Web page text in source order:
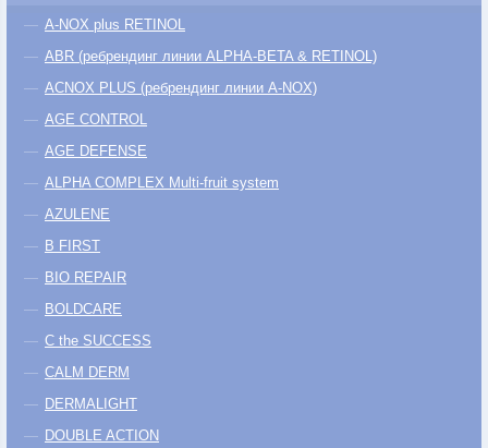
A-NOX plus RETINOL
ABR (ребрендинг линии ALPHA-BETA & RETINOL)
ACNOX PLUS (ребрендинг линии A-NOX)
AGE CONTROL
AGE DEFENSE
ALPHA COMPLEX Multi-fruit system
AZULENE
B FIRST
BIO REPAIR
BOLDCARE
C the SUCCESS
CALM DERM
DERMALIGHT
DOUBLE ACTION